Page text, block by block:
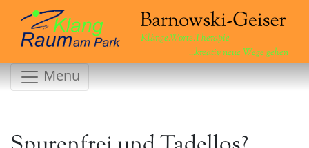
Klänge.Worte.Therapie
...kreativ neue Wege gehen
Menu